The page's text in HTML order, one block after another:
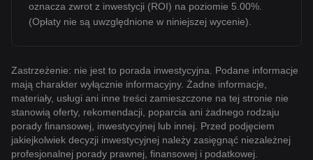
oznacza zwrot z inwestycji (ROI) na poziomie 5.00%.
(Opłaty nie są uwzględnione w niniejszej wycenie).
Zastrzeżenie: nie jest to porada inwestycyjna. Podane informacje
mają charakter wyłącznie informacyjny. Żadne informacje,
materiały, usługi ani inne treści zamieszczone na tej stronie nie
stanowią oferty, rekomendacji, poparcia ani żadnego rodzaju
porady finansowej, inwestycyjnej lub innej. Przed podjęciem
jakiejkolwiek decyzji inwestycyjnej należy zasięgnąć niezależnej
profesjonalnej porady prawnej, finansowej i podatkowej.